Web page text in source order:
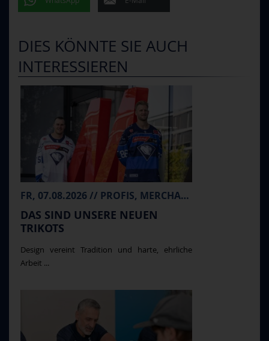
DIES KÖNNTE SIE AUCH
INTERESSIEREN
FR, 07.08.2026 // PROFIS, MERCHANDISE
DAS SIND UNSERE NEUEN
TRIKOTS
Design vereint Tradition und harte, ehrliche
Arbeit ...